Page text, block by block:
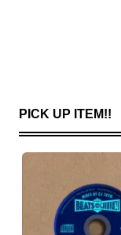
PICK UP ITEM!!